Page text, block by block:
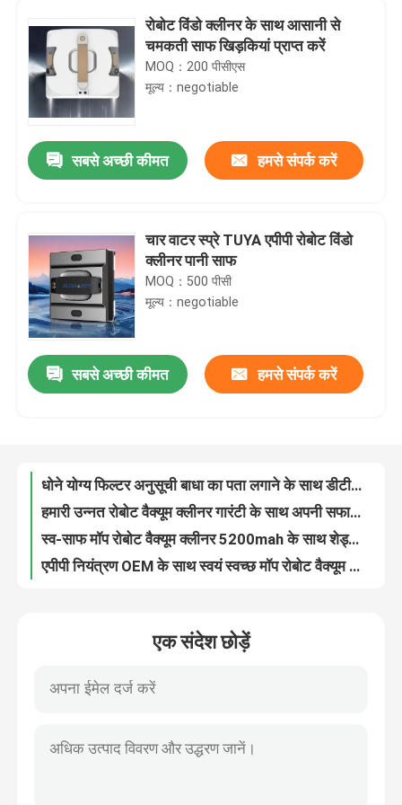
घर
उत्पादों
वीडियो
कारखाना भ्रमण
गुणवत्ता नियंत्रण
रोबोट वैक्यूम क्लीनर
रोबोट विंडो क्लीनर
रोबोट विंडो क्लीनर के साथ आसानी से
चमकती साफ खिड़कियां प्राप्त करें
MOQ：200 पीसीएस
मूल्य：negotiable
सबसे अच्छी कीमत हमसे संपर्क करें
चार वाटर स्प्रे TUYA एपीपी रोबोट विंडो
क्लीनर पानी साफ
MOQ：500 पीसी
मूल्य：negotiable
सबसे अच्छी कीमत हमसे संपर्क करें
धोने योग्य फिल्टर अनुसूची बाधा का पता लगाने के साथ डीटीओएफ लेजर रोबोट वैक्यूम क्लीनर
हमारी उन्नत रोबोट वैक्यूम क्लीनर गारंटी के साथ अपनी सफाई दक्षता को अधिकतम करें
स्व-साफ मॉप रोबोट वैक्यूम क्लीनर 5200mah के साथ शेड्यूलिंग डस्टबिन क्षमता 1.8L
एपीपी नियंत्रण OEM के साथ स्वयं स्वच्छ मॉप रोबोट वैक्यूम क्लीनर स्वयं खाली
एक संदेश छोड़ें